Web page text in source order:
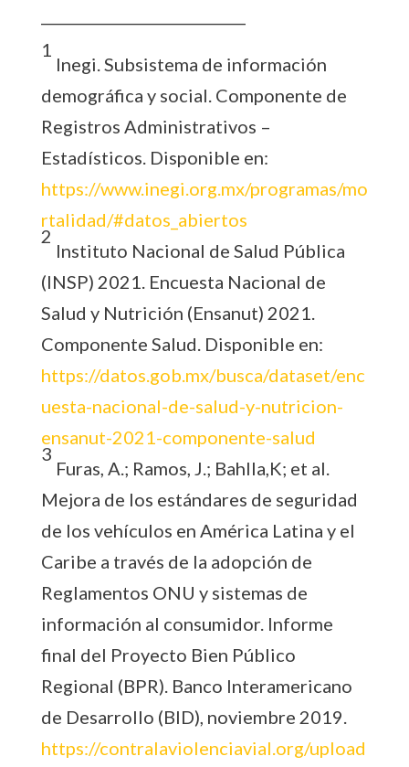
1
Inegi. Subsistema de información
demográfica y social. Componente de
Registros Administrativos –
Estadísticos. Disponible en:
https://www.inegi.org.mx/programas/mo
rtalidad/#datos_abiertos
2
Instituto Nacional de Salud Pública
(INSP) 2021. Encuesta Nacional de
Salud y Nutrición (Ensanut) 2021.
Componente Salud. Disponible en:
https://datos.gob.mx/busca/dataset/enc
uesta-nacional-de-salud-y-nutricion-
ensanut-2021-componente-salud
3
Furas, A.; Ramos, J.; Bahlla,K; et al.
Mejora de los estándares de seguridad
de los vehículos en América Latina y el
Caribe a través de la adopción de
Reglamentos ONU y sistemas de
información al consumidor. Informe
final del Proyecto Bien Público
Regional (BPR). Banco Interamericano
de Desarrollo (BID), noviembre 2019.
https://contralaviolenciavial.org/upload